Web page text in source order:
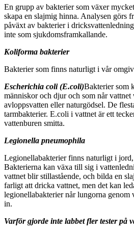
En grupp av bakterier som växer
skapa en slajmig hinna. Analysen görs
påväxt av bakterier i
inte som sjukdomsframkallande.
Koliforma bakterier
Bakterier som finns naturligt i vår
Escherichia coli (E.coli)Bakterier som
människor och djur och som når vattnet
avloppsvatten eller naturgödsel. De
tarmbakterier. E.coli i vattnet är ett
vattenburen smitta.
Legionella pneumophila
Legionellabakterier finns naturligt i
Bakterierna kan växa till sig i
vattnet blir stillastående, och bilda en
farligt att dricka vattnet, men det kan
legionellabakterier når lungorna genom
in.
Varför gjorde inte labbet fler tester på